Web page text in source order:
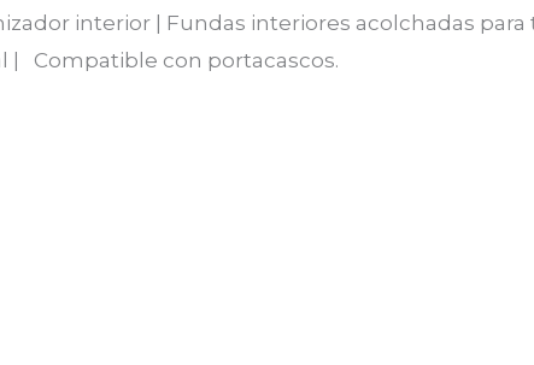
interior | Fundas interiores acolchadas
| Compatible con portacascos.